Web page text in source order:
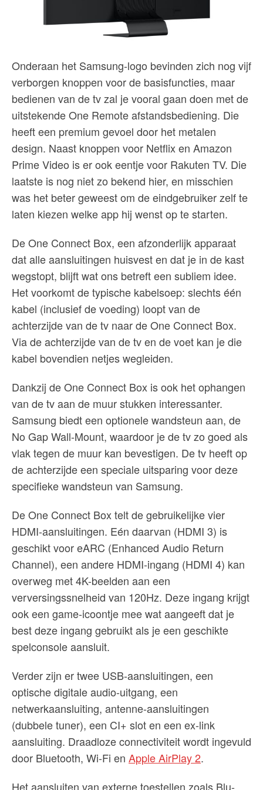
Onderaan het Samsung-logo bevinden zich nog vijf
verborgen knoppen voor de basisfuncties, maar
bedienen van de tv zal je vooral gaan doen met de
uitstekende One Remote afstandsbediening. Die
heeft een premium gevoel door het metalen
design. Naast knoppen voor Netflix en Amazon
Prime Video is er ook eentje voor Rakuten TV. Die
laatste is nog niet zo bekend hier, en misschien
was het beter geweest om de eindgebruiker zelf te
laten kiezen welke app hij wenst op te starten.
De One Connect Box, een afzonderlijk apparaat
dat alle aansluitingen huisvest en dat je in de kast
wegstopt, blijft wat ons betreft een subliem idee.
Het voorkomt de typische kabelsoep: slechts één
kabel (inclusief de voeding) loopt van de
achterzijde van de tv naar de One Connect Box.
Via de achterzijde van de tv en de voet kan je die
kabel bovendien netjes wegleiden.
Dankzij de One Connect Box is ook het ophangen
van de tv aan de muur stukken interessanter.
Samsung biedt een optionele wandsteun aan, de
No Gap Wall-Mount, waardoor je de tv zo goed als
vlak tegen de muur kan bevestigen. De tv heeft op
de achterzijde een speciale uitsparing voor deze
specifieke wandsteun van Samsung.
De One Connect Box telt de gebruikelijke vier
HDMI-aansluitingen. Eén daarvan (HDMI 3) is
geschikt voor eARC (Enhanced Audio Return
Channel), een andere HDMI-ingang (HDMI 4) kan
overweg met 4K-beelden aan een
verversingssnelheid van 120Hz. Deze ingang krijgt
ook een game-icoontje mee wat aangeeft dat je
best deze ingang gebruikt als je een geschikte
spelconsole aansluit.
Verder zijn er twee USB-aansluitingen, een
optische digitale audio-uitgang, een
netwerkaansluiting, antenne-aansluitingen
(dubbele tuner), een CI+ slot en een ex-link
aansluiting. Draadloze connectiviteit wordt ingevuld
door Bluetooth, Wi-Fi en Apple AirPlay 2.
Het aansluiten van externe toestellen zoals Blu-